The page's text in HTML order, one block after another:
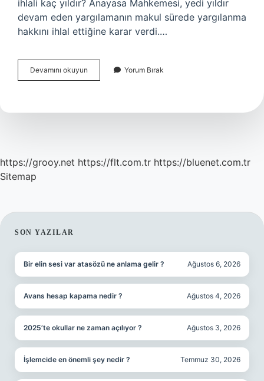
ihlali kaç yıldır? Anayasa Mahkemesi, yedi yıldır
devam eden yargılamanın makul sürede yargılanma
hakkını ihlal ettiğine karar verdi.…
Devamını okuyun
Yargılama
Demek
Yorum Bırak
https://grooy.net https://flt.com.tr https://bluenet.com.tr
Sitemap
SIDEBAR
SON YAZILAR
Bir elin sesi var atasözü ne anlama gelir ? Ağustos 6, 2026
Avans hesap kapama nedir ? Ağustos 4, 2026
2025’te okullar ne zaman açılıyor ? Ağustos 3, 2026
İşlemcide en önemli şey nedir ? Temmuz 30, 2026